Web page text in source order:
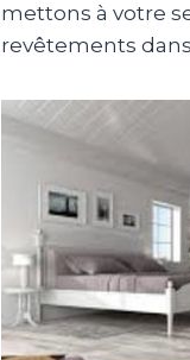
mettons à votre
revêtements